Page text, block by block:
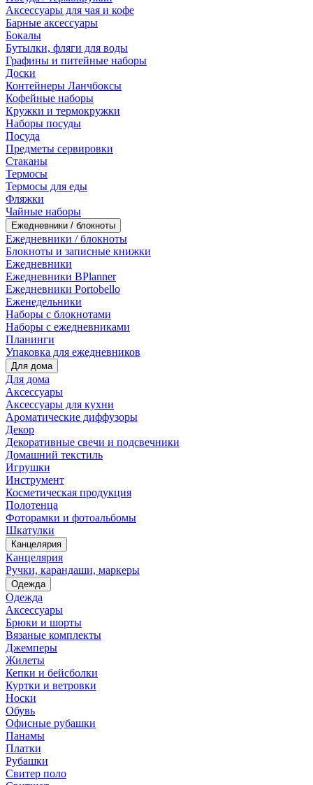
Аксессуары для чая и кофе
Барные аксессуары
Бокалы
Бутылки, фляги для воды
Графины и питейные наборы
Доски
Контейнеры Ланчбоксы
Кофейные наборы
Кружки и термокружки
Наборы посуды
Посуда
Предметы сервировки
Стаканы
Термосы
Термосы для еды
Фляжки
Чайные наборы
Ежедневники / блокноты
Ежедневники / блокноты
Блокноты и записные книжки
Ежедневники
Ежедневники BPlanner
Ежедневники Portobello
Еженедельники
Наборы с блокнотами
Наборы с ежедневниками
Планинги
Упаковка для ежедневников
Для дома
Для дома
Аксессуары
Аксессуары для кухни
Ароматические диффузоры
Декор
Декоративные свечи и подсвечники
Домашний текстиль
Игрушки
Инструмент
Косметическая продукция
Полотенца
Фоторамки и фотоальбомы
Шкатулки
Канцелярия
Канцелярия
Ручки, карандаши, маркеры
Одежда
Одежда
Аксессуары
Брюки и шорты
Вязаные комплекты
Джемперы
Жилеты
Кепки и бейсболки
Куртки и ветровки
Носки
Обувь
Офисные рубашки
Панамы
Платки
Рубашки
Свитер поло